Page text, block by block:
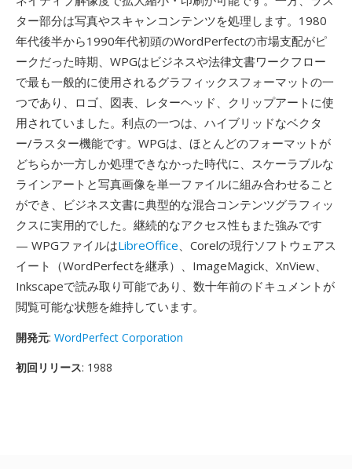
ター部分は写真やスキャンコンテンツを処理します。1980
年代後半から1990年代初頭のWordPerfectの市場支配がピ
ークだった時期、WPGはビジネスや法律文書ワークフロー
で最も一般的に使用されるグラフィックスフォーマットの一
つであり、ロゴ、図表、レターヘッド、クリップアートに使
用されていました。利点の一つは、ハイブリッドなベクタ
ー/ラスター機能です。WPGは、ほとんどのフォーマットが
どちらか一方しか処理できなかった時代に、スケーラブルな
ラインアートと写真画像を単一ファイルに組み合わせること
ができ、ビジネス文書に典型的な混合コンテンツグラフィッ
クスに実用的でした。継続的なアクセス性もまた強みです
— WPGファイルはLibreOffice、Corelの現行ソフトウェアス
イート（WordPerfectを継承）、ImageMagick、XnView、
Inkscapeで読み取り可能であり、数十年前のドキュメントが
閲覧可能な状態を維持しています。
開発元: WordPerfect Corporation
初回リリース: 1988